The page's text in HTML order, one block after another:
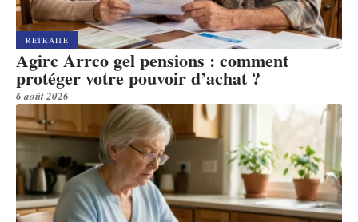
RETRAITE
Agirc Arrco gel pensions : comment
protéger votre pouvoir d’achat ?
6 août 2026